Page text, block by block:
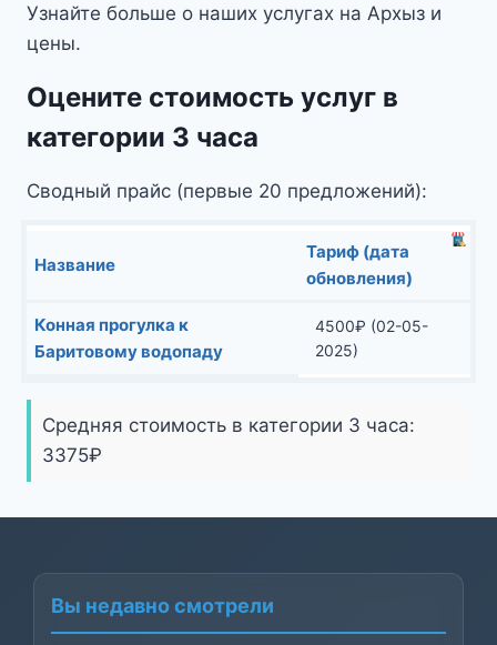
Узнайте больше о наших услугах на Архыз и
цены.
Оцените стоимость услуг в
категории 3 часа
Сводный прайс (первые 20 предложений):
Название
Тариф (дата
обновления)
Конная прогулка к
Баритовому водопаду
4500₽ (02-05-
2025)
Средняя стоимость в категории 3 часа:
3375₽
Вы недавно смотрели